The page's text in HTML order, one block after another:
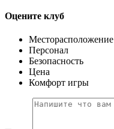
Оцените клуб
Месторасположение
Персонал
Безопасность
Цена
Комфорт игры